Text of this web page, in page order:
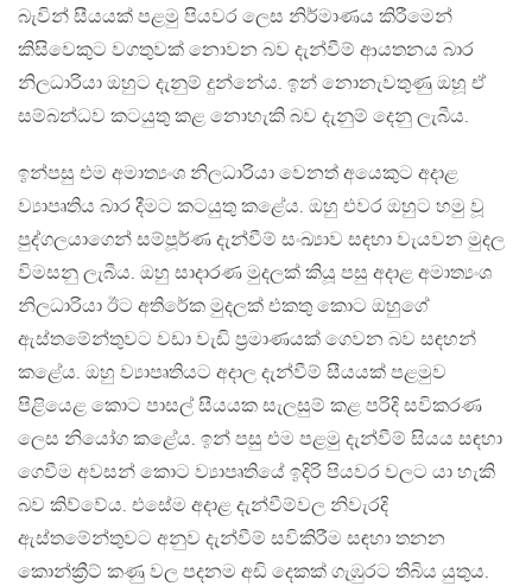
බැවින් සීයයක් පළමු පියවර ලෙස නිර්මාණය කිරීමෙන්
කිසිවෙකුට වගතුවක් නොවන බව දැන්වීම් ආයතනය බාර
නිලධාරියා ඔහුට දැනුම් දුන්නේය. ඉන් නොනැවතුණු ඔහූ ඒ
සම්බන්ධව කටයුතු කළ නොහැකි බව දැනුම් දෙනු ලැබීය.
ඉන්පසු එම අමාත්‍යංශ නිලධාරියා වෙනත් අයෙකුට අදාළ
ව්‍යාපෘතිය බාර දීමට කටයුතු කළේය. ඔහු එවර ඔහුට හමු වූ
පුද්ගලයාගෙන් සම්පූර්ණ දැන්වීම් සංඛ්‍යාව සඳහා වැයවන මුදල
විමසනු ලැබීය. ඔහු සාදාරණ මුදලක් කියූ පසු අදාළ අමාත්‍යංශ
නිලධාරියා ඊට අතිරේක මුදලක් එකතු කොට ඔහුගේ
ඇස්තමේන්තුවට වඩා වැඩි ප්‍රමාණයක් ගෙවන බව සඳහන්
කළේය. ඔහු ව්‍යාපෘතියට අදාල දැන්වීම් සීයයක් පළමුව
පිළියෙළ කොට පාසල් සීයයක සැලසුම් කළ පරිදි සවිකරණ
ලෙස නියෝග කළේය. ඉන් පසු එම පළමු දැන්වීම් සියය සඳහා
ගෙවීම අවසන් කොට ව්‍යාපෘතියේ ඉදිරි පියවර වලට යා හැකි
බව කිව්වේය. එසේම අදාළ දැන්වීම්වල නිවැරදි
ඇස්තමේන්තුවට අනුව දැන්වීම් සවිකිරීම සඳහා තනන
කොන්ක්‍රීට් කණු වල පදනම අඩි දෙකක් ගැඹුරට තිබිය යුතුය.